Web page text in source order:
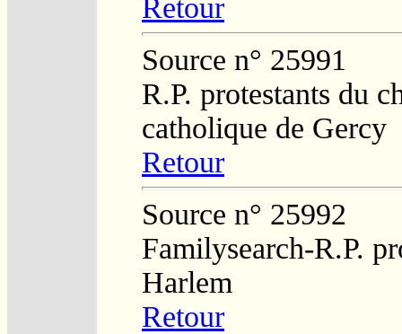
Retour
Source n° 25991
R.P. protestants du
catholique de Gercy
Retour
Source n° 25992
Familysearch-R.P.
Harlem
Retour